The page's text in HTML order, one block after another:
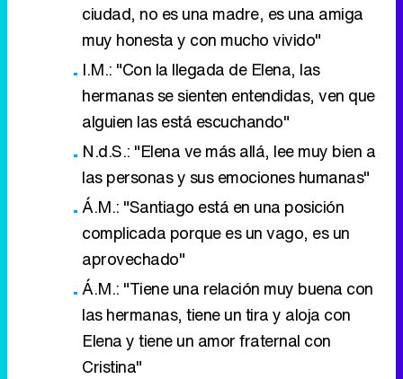
ciudad, no es una madre, es una amiga
muy honesta y con mucho vivido"
I.M.: "Con la llegada de Elena, las
hermanas se sienten entendidas, ven que
alguien las está escuchando"
N.d.S.: "Elena ve más allá, lee muy bien a
las personas y sus emociones humanas"
Á.M.: "Santiago está en una posición
complicada porque es un vago, es un
aprovechado"
Á.M.: "Tiene una relación muy buena con
las hermanas, tiene un tira y aloja con
Elena y tiene un amor fraternal con
Cristina"